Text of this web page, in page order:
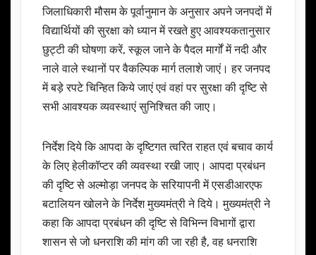
जिलाधिकारी मौसम के पूर्वानुमान के अनुसार अपने जनपदों में
विद्यार्थियों की सुरक्षा को ध्यान में रखते हुए आवश्यकतानुसार
छुट्टी की घोषणा करें, स्कूल जाने के पैदल मार्गों में नदी और
नाले वाले स्थानों पर वैकल्पिक मार्ग तलाशे जाएं। हर जनपद
में बड़े रपटे चिन्हित किये जाएं एवं वहां पर सुरक्षा की दृष्टि से
सभी आवश्यक व्यवस्थाएं सुनिश्चित की जाए।
निर्देश दिये कि आपदा के दृष्टिगत त्वरित राहत एवं बचाव कार्य
के लिए हेलीकॉप्टर की व्यवस्था रखी जाए। आपदा प्रबंधन
की दृष्टि से अल्मोड़ा जनपद के सरियापनी में एसडीआरएफ
बटालियन खोलने के निर्देश मुख्यमंत्री ने दिये। मुख्यमंत्री ने
कहा कि आपदा प्रबंधन की दृष्टि से विभिन्न विभागों द्वारा
शासन से जो धनराशि की मांग की जा रही है, वह धनराशि